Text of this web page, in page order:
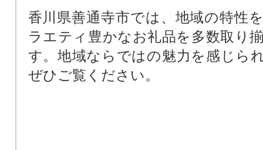
香川県善通寺市では、地域の特性
ラエティ豊かなお礼品を多数取り
す。地域ならではの魅力を感じら
ぜひご覧ください。